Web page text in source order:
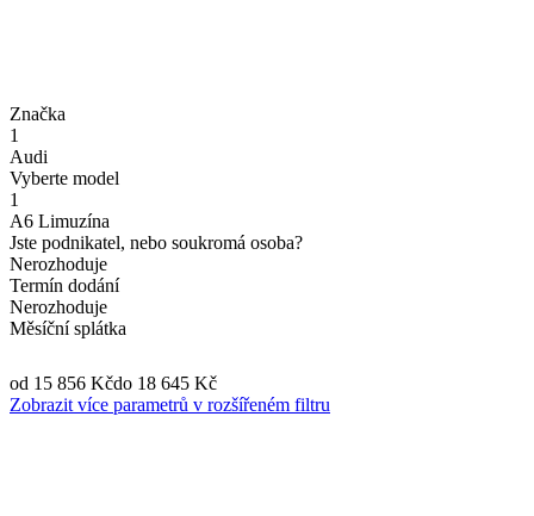
Značka
1
Audi
Vyberte model
1
A6 Limuzína
Jste podnikatel, nebo soukromá osoba?
Nerozhoduje
Termín dodání
Nerozhoduje
Měsíční splátka
od 15 856 Kčdo 18 645 Kč
Zobrazit více parametrů v rozšířeném filtru